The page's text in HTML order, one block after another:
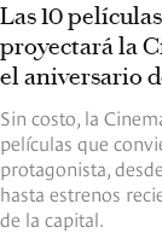
Las 10
proyectará la
el aniversario
Sin costo, la
películas que
protagonista,
hasta estrenos
de la capital.